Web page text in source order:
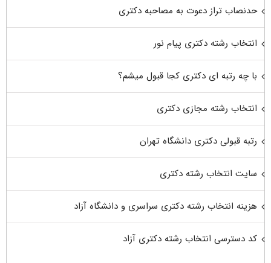
حدنصاب تراز دعوت به مصاحبه دکتری
انتخاب رشته دکتری پیام نور
با چه رتبه ای دکتری کجا قبول میشم؟
انتخاب رشته مجازی دکتری
رتبه قبولی دکتری دانشگاه تهران
سایت انتخاب رشته دکتری
هزینه انتخاب رشته دکتری سراسری و دانشگاه آزاد
کد دسترسی انتخاب رشته دکتری آزاد